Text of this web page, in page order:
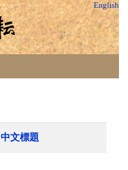
English
中文標題